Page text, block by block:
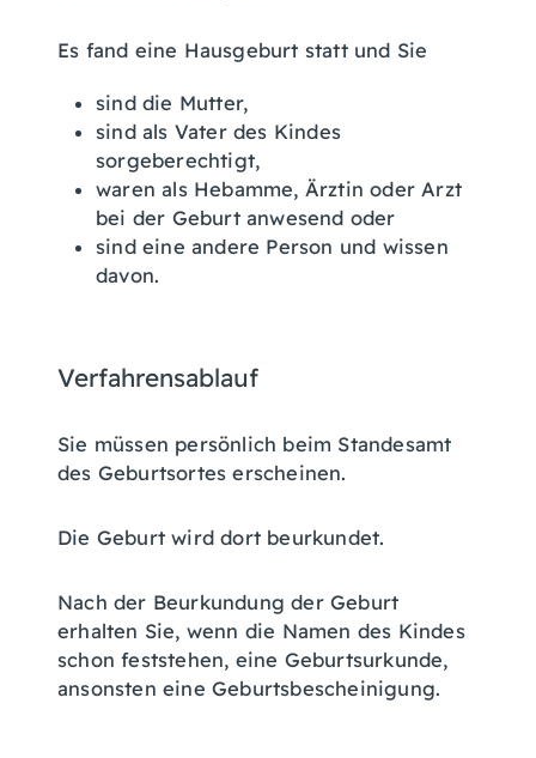
Es fand eine Hausgeburt statt und Sie
sind die Mutter,
sind als Vater des Kindes
sorgeberechtigt,
waren als Hebamme, Ärztin oder Arzt
bei der Geburt anwesend oder
sind eine andere Person und wissen
davon.
Verfahrensablauf
Sie müssen persönlich beim Standesamt
des Geburtsortes erscheinen.
Die Geburt wird dort beurkundet.
Nach der Beurkundung der Geburt
erhalten Sie, wenn die Namen des Kindes
schon feststehen, eine Geburtsurkunde,
ansonsten eine Geburtsbescheinigung.